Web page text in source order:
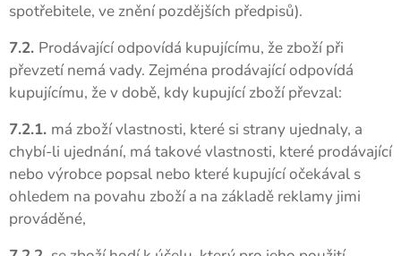
spotřebitele, ve znění pozdějších předpisů).
7.2. Prodávající odpovídá kupujícímu, že zboží při
převzetí nemá vady. Zejména prodávající odpovídá
kupujícímu, že v době, kdy kupující zboží převzal:
7.2.1. má zboží vlastnosti, které si strany ujednaly, a
chybí-li ujednání, má takové vlastnosti, které prodávající
nebo výrobce popsal nebo které kupující očekával s
ohledem na povahu zboží a na základě reklamy jimi
prováděné,